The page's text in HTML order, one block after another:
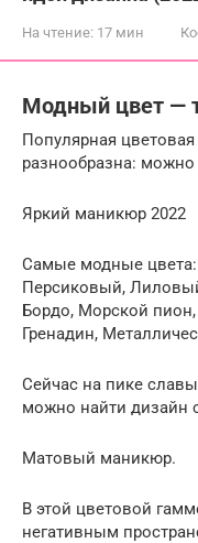
На чтение: 17 мин
Модный цвет —
Популярная
разнообразна:
Яркий маникюр 2022
Самые модные
Персиковый,
Бордо, Морской
Гренадин,
Сейчас на пике
можно найти дизайн
Матовый маникюр.
В этой цветовой
негативным